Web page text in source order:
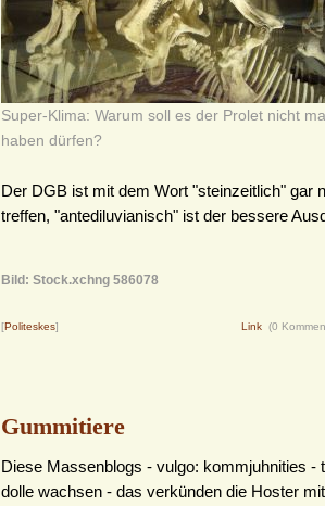
Super-Klima: Warum soll es der Prolet nicht
haben dürfen?
Der DGB ist mit dem Wort "steinzeitlich" gar
treffen, "antediluvianisch" ist der bessere
Bild: Stock.xchng 586078
[Politeskes] Link (0
Gummitiere
Diese Massenblogs - vulgo: kommjuhnities -
dolle wachsen - das verkünden die Hoster